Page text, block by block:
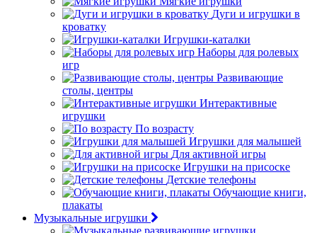
Дуги и игрушки в
кроватку
Игрушки-каталки
Наборы для ролевых
игр
Развивающие
столы, центры
Интерактивные
игрушки
По возрасту
Игрушки для малышей
Для активной игры
Игрушки на присоске
Детские телефоны
Обучающие книги,
плакаты
Музыкальные игрушки